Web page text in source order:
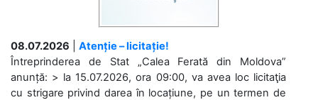
08.07.2026
Atenție – licitație!
Întreprinderea de Stat „Calea Ferată din Moldova”
anunță: > la 15.07.2026, ora 09:00, va avea loc licitaţia
cu strigare privind darea în locațiune, pe un termen de